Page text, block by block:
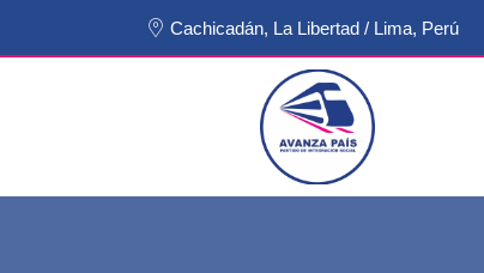
Cachicadán, La Libertad / Lima, Perú